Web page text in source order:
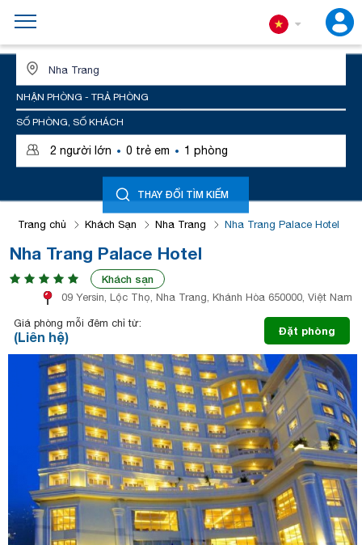
NHẬN PHÒNG - TRẢ PHÒNG
SỐ PHÒNG, SỐ KHÁCH
2 người lớn · 0 trẻ em · 1 phòng
THAY ĐỔI TÌM KIẾM
Trang chủ Khách Sạn Nha Trang Nha Trang Palace Hotel
Nha Trang Palace Hotel
Khách sạn
09 Yersin, Lộc Thọ, Nha Trang, Khánh Hòa 650000, Việt Nam
Giá phòng mỗi đêm chỉ từ:
(Liên hệ) Đặt phòng